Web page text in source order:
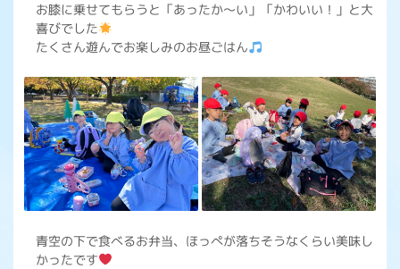
お膝に乗せてもらうと「あったか～い」「かわいい！」と大
喜びでした
たくさん遊んでお楽しみのお昼ごはん
青空の下で食べるお弁当、ほっぺが落ちそうなくらい美味し
かったです